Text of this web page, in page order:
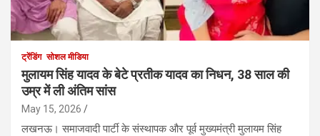
ट्रेंडिंग सोशल मीडिया
मुलायम सिंह यादव के बेटे प्रतीक यादव का निधन, 38 साल की
उम्र में ली अंतिम सांस
May 15, 2026
लखनऊ। समाजवादी पार्टी के संस्थापक और पूर्व मुख्यमंत्री मुलायम सिंह